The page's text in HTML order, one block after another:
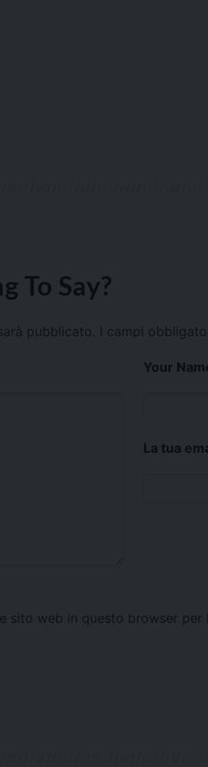
To Say?
pubblicato. I campi
Your
La tua
sito web in questo browser per